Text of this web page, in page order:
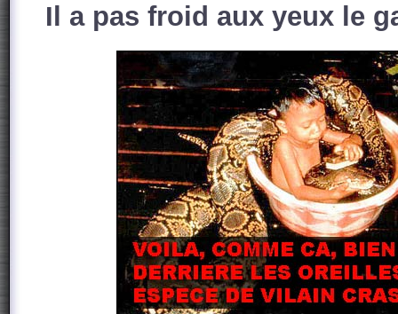
Il a pas froid aux yeux le